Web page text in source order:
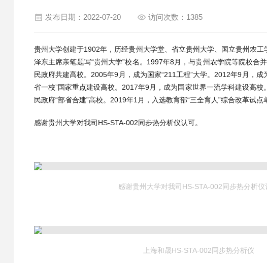
发布日期：2022-07-20 访问次数：1385
贵州大学创建于1902年，历经贵州大学堂、省立贵州大学、国立贵州农
泽东主席亲笔题写“贵州大学”校名。1997年8月，与贵州农学院等院校
民政府共建高校。2005年9月，成为国家“211工程”大学。2012年9月，
省一校”国家重点建设高校。2017年9月，成为国家世界一流学科建设高
民政府“部省合建”高校。2019年1月，入选教育部“三全育人”综合改革试
感谢贵州大学对我司HS-STA-002同步热分析仪认可。
感谢贵州大学对我司HS-STA-002同步热分析仪
上海和晟HS-STA-002同步热分析仪